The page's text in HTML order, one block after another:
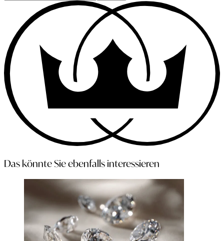
Das könnte Sie ebenfalls interessieren